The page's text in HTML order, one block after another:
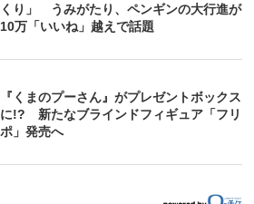
くり」 うみがたり、ペンギンの大行進が
10万「いいね」越えで話題
『くまのプーさん』がプレゼントボックス
に!? 新たなブラインドフィギュア「フリ
ポ」発売へ